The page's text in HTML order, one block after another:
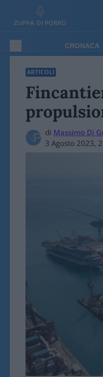
ZUPPA DI PORRO
CRONACA
ARTICOLI
di Massimo Di
3 Agosto 2023,